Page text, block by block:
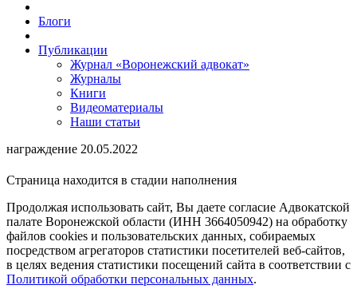
Блоги
Публикации
Журнал «Воронежский адвокат»
Журналы
Книги
Видеоматериалы
Наши статьи
награждение 20.05.2022
Страница находится в стадии наполнения
Продолжая использовать сайт, Вы даете согласие Адвокатской
палате Воронежской области (ИНН 3664050942) на обработку
файлов cookies и пользовательских данных, собираемых
посредством агрегаторов статистики посетителей веб-сайтов,
в целях ведения статистики посещений сайта в соответствии с
Политикой обработки персональных данных.